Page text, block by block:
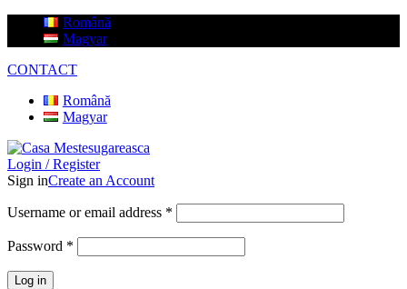
Română
Magyar
CONTACT
Română
Magyar
Login / Register
Sign inCreate an Account
Username or email address *
Password *
Log in